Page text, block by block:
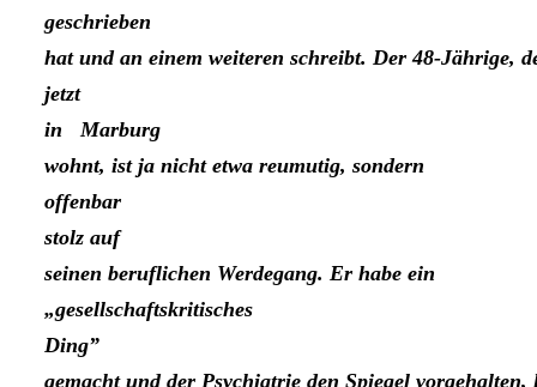
ge­schrieben
hat und an einem weiteren schreibt. Der 48-Jäh­rige,
jetzt
in Marburg
wohnt, ist ja nicht etwa reumutig, sondern
offenbar
stolz auf
seinen be­ruflichen Werdegang. Er habe ein
„gesell­schaftskritisches
Ding”
gemacht und der Psychiatrie den Spiegel vorgehalten,